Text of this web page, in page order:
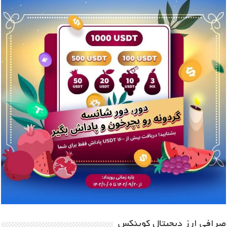
صرافی ارز دیجیتال کوینکس